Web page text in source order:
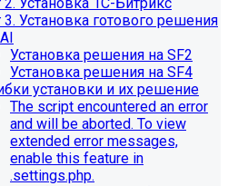
состав"
модуль SIMAI-
организации
Установка готового решения
Установка решения на SF2
Установка решения на SF4
установки и их решение
The script encountered an error
and will be aborted. To view
extended error messages,
enable this feature in
.settings.php.